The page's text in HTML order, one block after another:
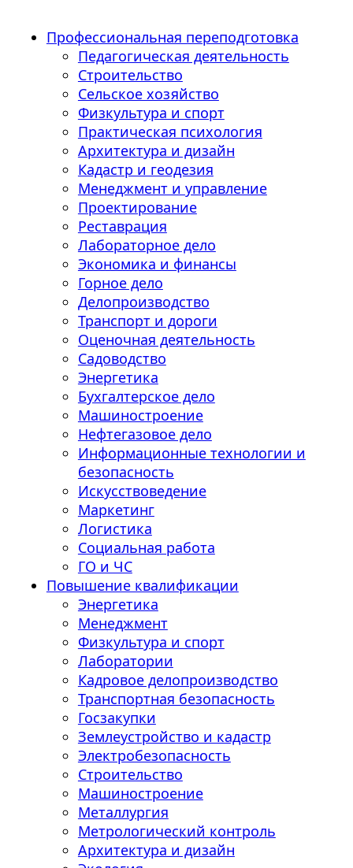
Профессиональная переподготовка
Педагогическая деятельность
Строительство
Сельское хозяйство
Физкультура и спорт
Практическая психология
Архитектура и дизайн
Кадастр и геодезия
Менеджмент и управление
Проектирование
Реставрация
Лабораторное дело
Экономика и финансы
Горное дело
Делопроизводство
Транспорт и дороги
Оценочная деятельность
Садоводство
Энергетика
Бухгалтерское дело
Машиностроение
Нефтегазовое дело
Информационные технологии и
безопасность
Искусствоведение
Маркетинг
Логистика
Социальная работа
ГО и ЧС
Повышение квалификации
Энергетика
Менеджмент
Физкультура и спорт
Лаборатории
Кадровое делопроизводство
Транспортная безопасность
Госзакупки
Землеустройство и кадастр
Электробезопасность
Строительство
Машиностроение
Металлургия
Метрологический контроль
Архитектура и дизайн